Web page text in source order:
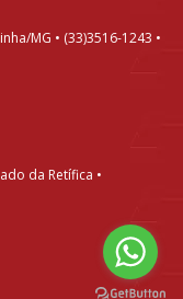
MG • (33)3516-1243 •
da Retífica •